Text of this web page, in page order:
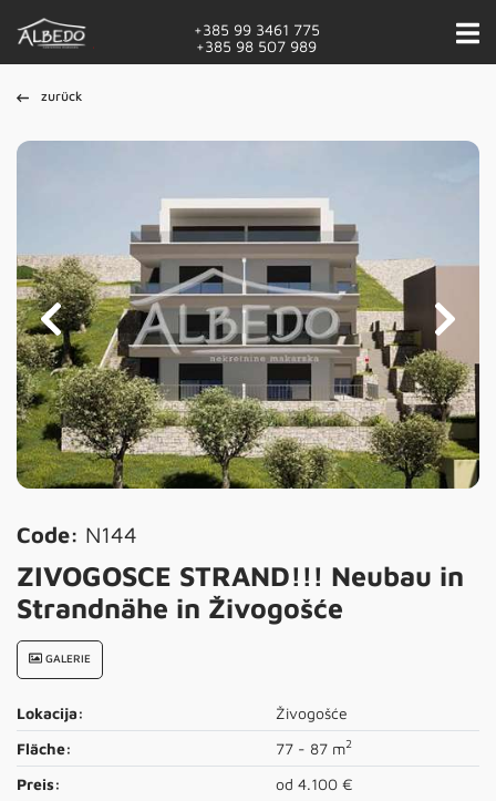
+385 99 3461 775
+385 98 507 989
zurück
Code: N144
ZIVOGOSCE STRAND!!! Neubau in
Strandnähe in Živogošće
GALERIE
Lokacija:
Živogošće
Fläche:
77 - 87 m2
Preis:
od 4.100 €